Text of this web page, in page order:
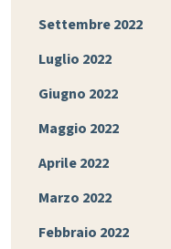
Settembre 2022
Luglio 2022
Giugno 2022
Maggio 2022
Aprile 2022
Marzo 2022
Febbraio 2022